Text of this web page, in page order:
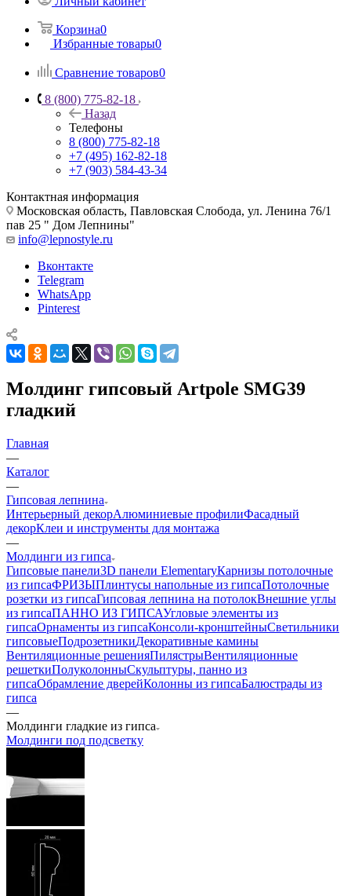
Корзина0
Избранные товары0
Сравнение товаров0
8 (800) 775-82-18
Назад
Телефоны
8 (800) 775-82-18
+7 (495) 162-82-18
+7 (903) 584-43-34
Контактная информация
Московская область, Павловская Слобода, ул. Ленина 76/1
пав 25 " Дом Лепнины"
info@lepnostyle.ru
Вконтакте
Telegram
WhatsApp
Pinterest
Молдинг гипсовый Artpole SMG39
гладкий
Главная
—
Каталог
—
Гипсовая лепнина
Интерьерный декорАлюминиевые профилиФасадный
декорКлеи и инструменты для монтажа
—
Молдинги из гипса
Гипсовые панели3D панели ElementaryКарнизы потолочные
из гипсаФРИЗЫПлинтусы напольные из гипсаПотолочные
розетки из гипсаГипсовая лепнина на потолокВнешние углы
из гипсаПАННО ИЗ ГИПСАУгловые элементы из
гипсаОрнаменты из гипсаКонсоли-кронштейныСветильники
гипсовыеПодрозетникиДекоративные камины
Вентиляционные решенияПилястрыВентиляционные
решеткиПолуколонныСкульптуры, панно из
гипсаОбрамление дверейКолонны из гипсаБалюстрады из
гипса
—
Молдинги гладкие из гипса
Молдинги под подсветку